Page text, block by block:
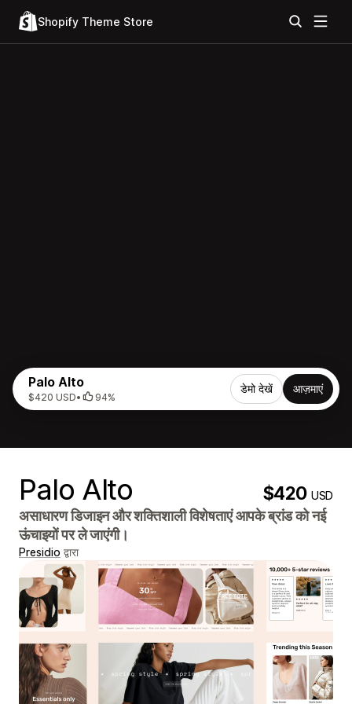
Shopify Theme Store
Palo Alto
$420 USD• 94%
डेमो देखें आज़माएं
Palo Alto $420USD
असाधारण डिजाइन और शक्तिशाली विशेषताएं आपके ब्रांड को नई
ऊंचाइयों पर ले जाएंगी।
Presidio द्वारा